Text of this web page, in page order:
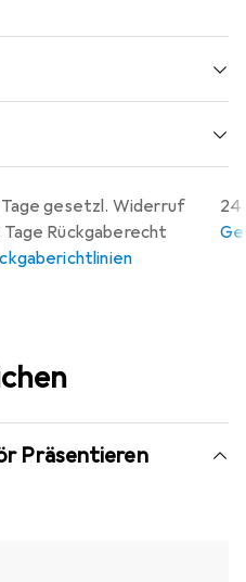
Tage gesetzl. Widerruf
Tage Rückgaberecht
24
Präsentieren